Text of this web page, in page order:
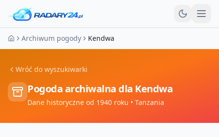
Strona główna
Archiwum pogody Kendwa
Wróć do wyszukiwarki
Pogoda archiwalna dla Kendwa
Dane historyczne od 1940 roku • Tanzania